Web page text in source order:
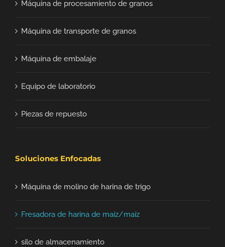
Máquina de procesamiento de granos
Máquina de transporte de granos
Máquina de embalaje
Equipo de laboratorio
Piezas de repuesto
Soluciones Enfocadas
Máquina de molino de harina de trigo
Fresadora de harina de maíz/maíz
silo de almacenamiento